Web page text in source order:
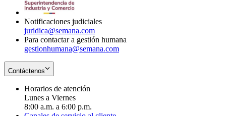
Notificaciones judiciales
juridica@semana.com
Para contactar a gestión humana
gestionhumana@semana.com
Contáctenos
Horarios de atención
Lunes a Viernes
8:00 a.m. a 6:00 p.m.